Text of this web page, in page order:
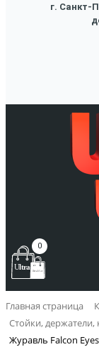
г. Санкт-
0
Главная страница
Стойки, держатели,
Журавль Falcon